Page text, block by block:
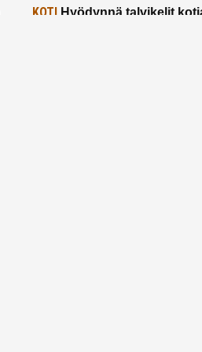
KOTIHyödynnä talvikelit